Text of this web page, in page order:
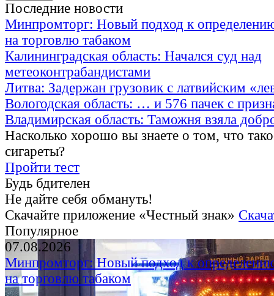
Последние новости
Минпромторг: Новый подход к
на торговлю табаком
Калининградская область: Начался суд над
метеоконтрабандистами
Литва: Задержан грузовик с латвийским
Вологодская область: … и 576 пачек с
Владимирская область: Таможня взяла
Насколько хорошо вы знаете о том, что
сигареты?
Пройти тест
Будь бдителен
Не дайте себя обмануть!
Скачайте приложение «Честный знак»
Популярное
07.08.2026
Минпромторг: Новый подход к
на торговлю табаком